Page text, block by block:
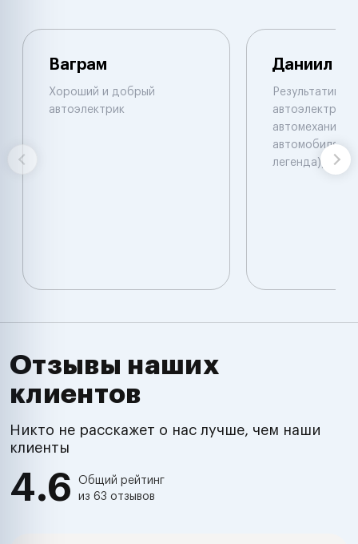
Ваграм
Хороший и добрый
автоэлектрик
Даниил
автоэлектрик и
автомеханик
автомобилям.
легенда))
Отзывы наших
клиентов
Никто не расскажет о нас лучше, чем наши
клиенты
4.6
Общий рейтинг
из 63 отзывов